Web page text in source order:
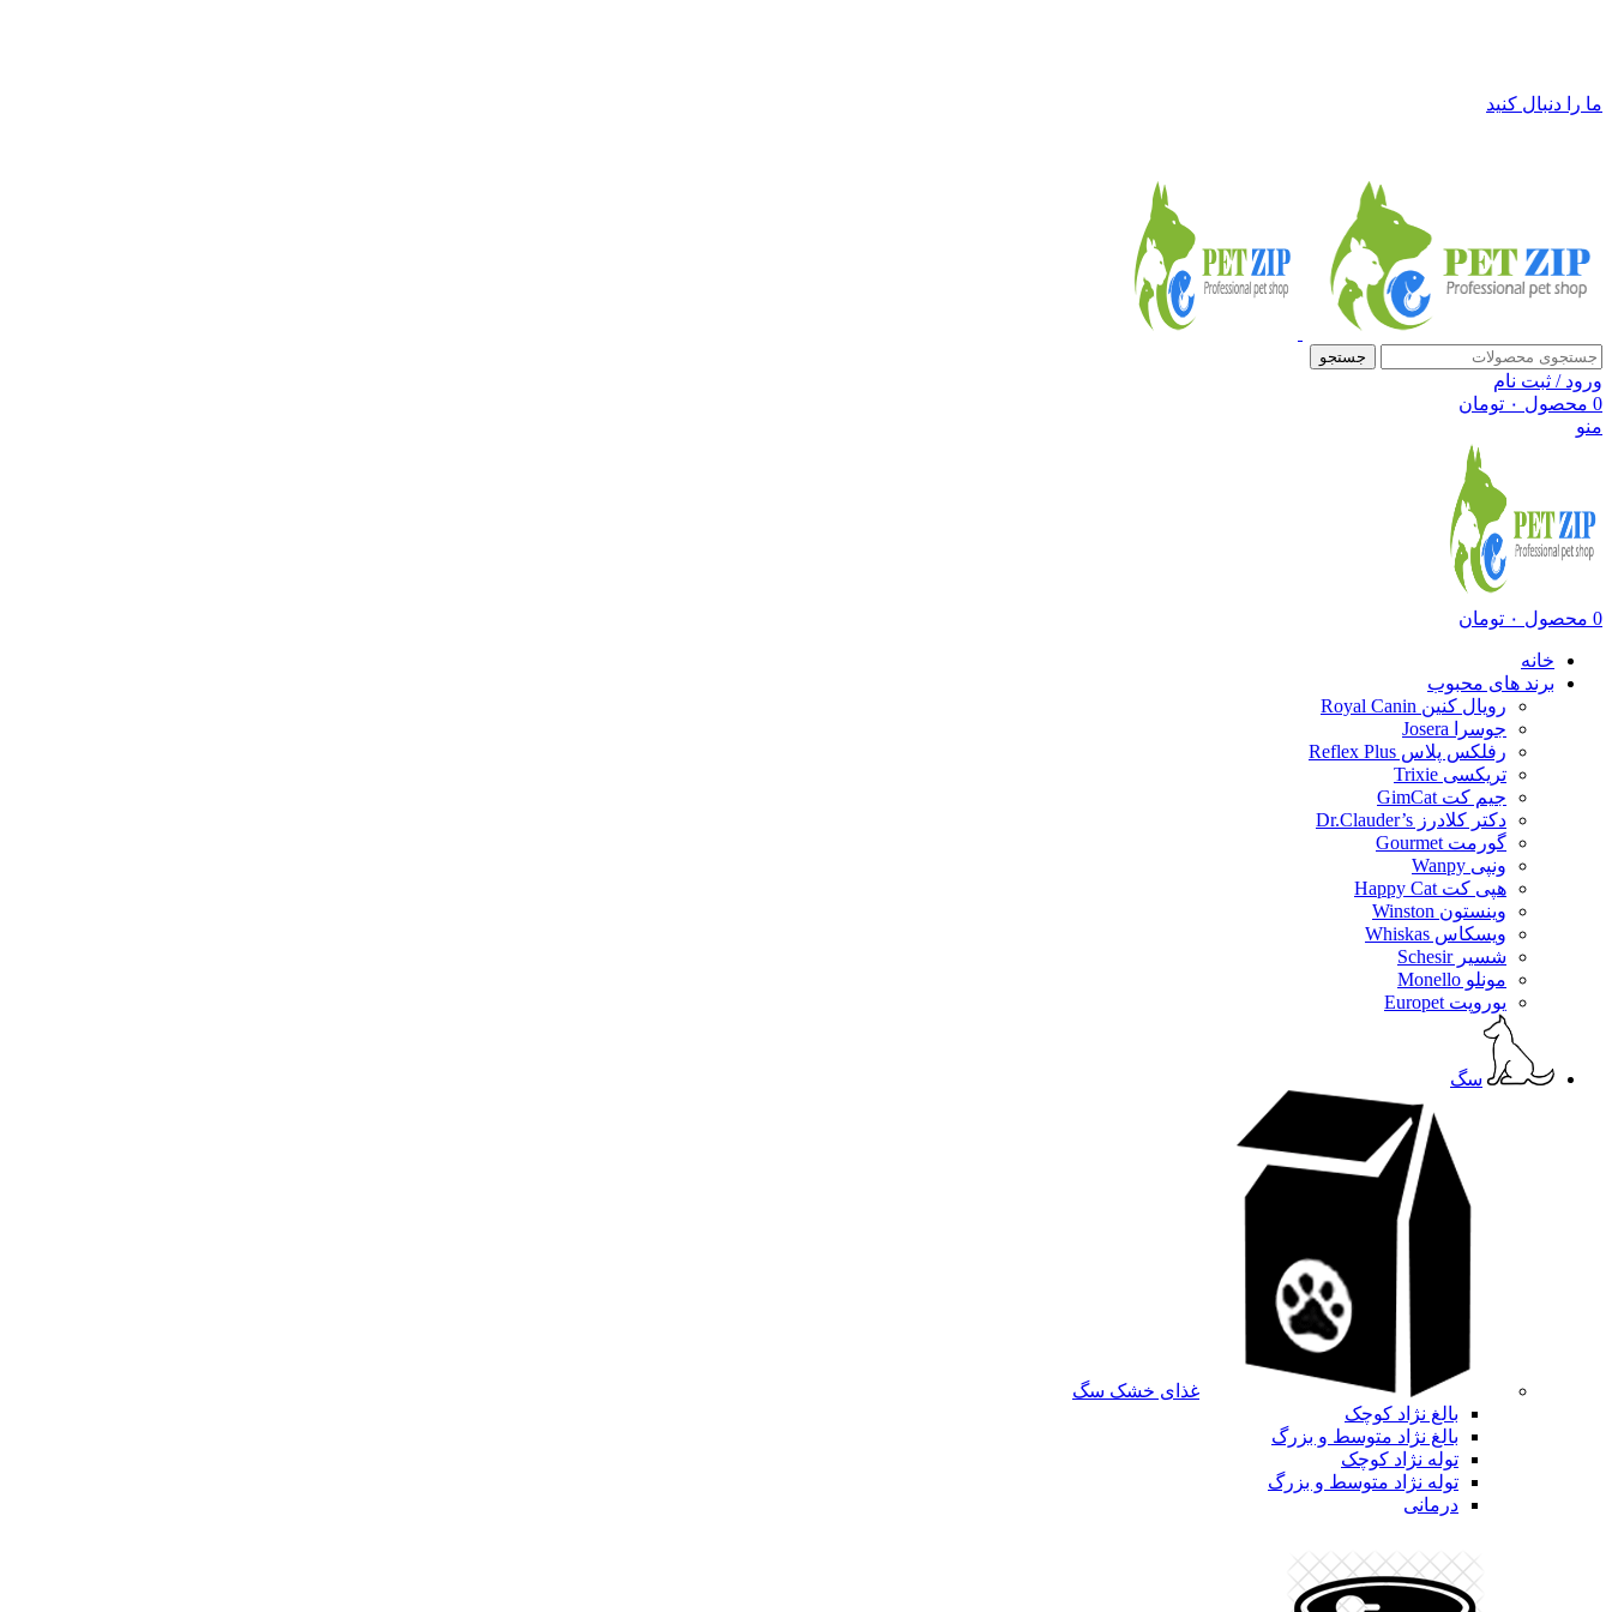
ما را دنبال کنید
جستجو
ورود / ثبت نام
0 محصول ۰ تومان
منو
0 محصول ۰ تومان
خانه
برند های محبوب
رویال کنین Royal Canin
جوسرا Josera
رفلکس پلاس Reflex Plus
تریکسی Trixie
جیم کت GimCat
دکتر کلادرز Dr.Clauder’s
گورمت Gourmet
ونپی Wanpy
هپی کت Happy Cat
وینستون Winston
ویسکاس Whiskas
شسیر Schesir
مونلو Monello
یوروپت Europet
سگ
غذای خشک سگ
بالغ نژاد کوچک
بالغ نژاد متوسط و بزرگ
توله نژاد کوچک
توله نژاد متوسط و بزرگ
درمانی